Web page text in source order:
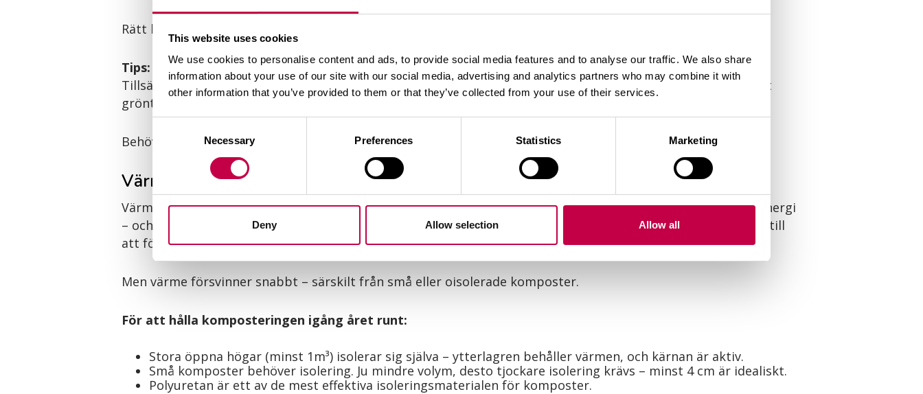
This website uses cookies
We use cookies to personalise content and ads, to provide social media features and to analyse our traffic. We also share
information about your use of our site with our social media, advertising and analytics partners who may combine it with
other information that you’ve provided to them or that they’ve collected from your use of their services.
Selection
Necessary Preferences Statistics Marketing
Deny Allow selection Allow all
Rätt blandning håller komposten aktiv, luktfri och i balans.
Tips:
Täck matrester med cirka en tredjedel så mycket Biolan Kompost- och Toalettströ.
Tillsätt mer om komposten luktar eller känns för blöt. Vid osäkerhet – tillsätt hellre mer brunt än för mycket
grönt.
Behöver du en kickstart? Biolan Kompostaktivator kan aktivera en trög eller kall kompost.
Värme – ett tecken på mikrobiell aktivitet
Värme är en naturlig biprodukt av aktiv kompostering. När mikrober bryter ner organiskt material frigörs energi
– och det alstrar värme. Ju varmare komposten är, desto snabbare går processen. Värmen hjälper dessutom till
att förstöra skadliga organismer och ogräsfrön.
Men värme försvinner snabbt – särskilt från små eller oisolerade komposter.
För att hålla komposteringen igång året runt:
Stora öppna högar (minst 1m³) isolerar sig själva – ytterlagren behåller värmen, och kärnan är aktiv.
Små komposter behöver isolering. Ju mindre volym, desto tjockare isolering krävs – minst 4 cm är idealiskt.
Polyuretan är ett av de mest effektiva isoleringsmaterialen för komposter.